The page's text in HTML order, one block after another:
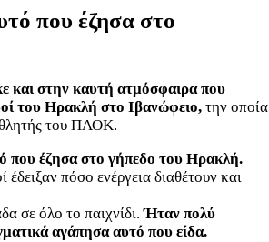
που έζησα στο
και στην καυτή ατμόσφαιρα που
του Ηρακλή στο Ιβανώφειο, την οποία
του ΠΑΟΚ.
που έζησα στο γήπεδο του Ηρακλή.
πόσο ενέργεια διαθέτουν και
σε όλο το παιχνίδι.Ήταν πολύ
αγάπησα αυτό που είδα.